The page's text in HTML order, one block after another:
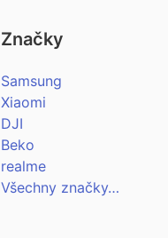
Značky
Samsung
Xiaomi
DJI
Beko
realme
Všechny značky…